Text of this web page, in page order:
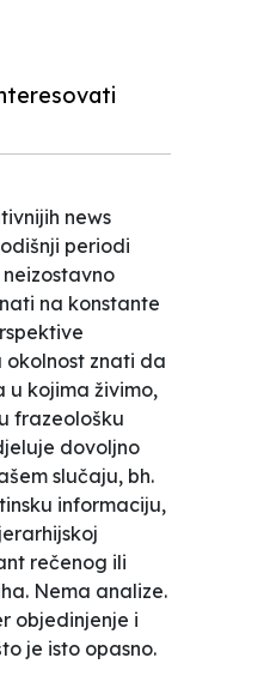
news
periodi
na konstante
znati da
u kojima živimo,
frazeološku
dovoljno
slučaju, bh.
informaciju,
rečenog ili
Nema analize.
objedinjenje i
je isto opasno.